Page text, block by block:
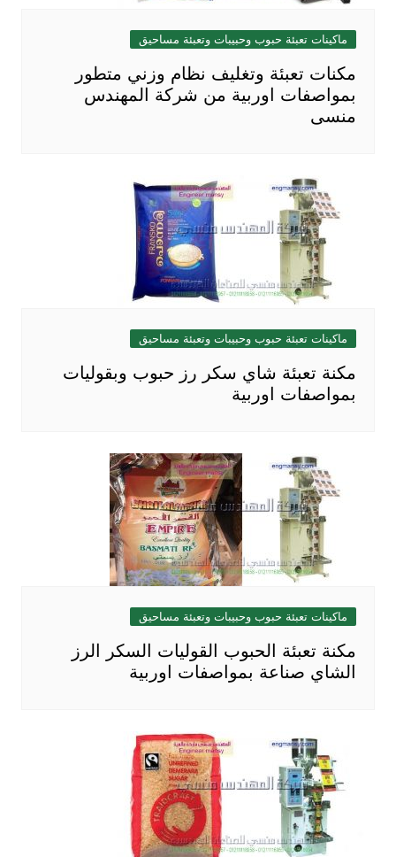
ماكينات تعبئة حبوب وحبيبات وتعبئة مساحيق
مكنات تعبئة وتغليف نظام وزني متطور
بمواصفات اوربية من شركة المهندس
منسى
ماكينات تعبئة حبوب وحبيبات وتعبئة مساحيق
مكنة تعبئة شاي سكر رز حبوب وبقوليات
بمواصفات اوربية
ماكينات تعبئة حبوب وحبيبات وتعبئة مساحيق
مكنة تعبئة الحبوب القوليات السكر الرز
الشاي صناعة بمواصفات اوربية